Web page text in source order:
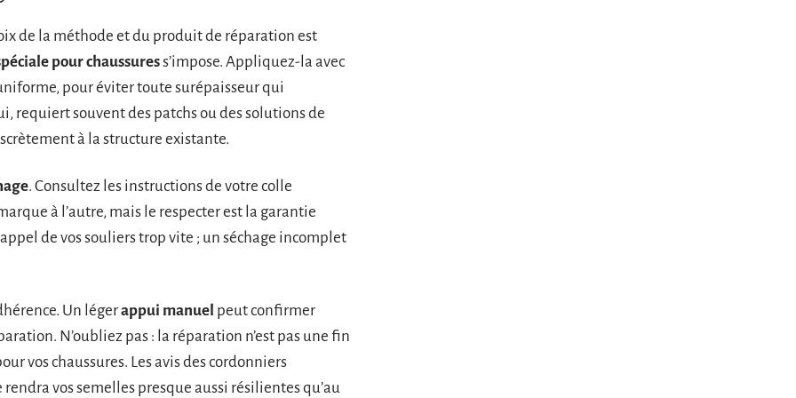
de la méthode et du produit de réparation est
pour chaussuress’impose. Appliquez-la avec
pour éviter toute surépaisseur qui
requiert souvent des patchs ou des solutions de
à la structure existante.
. Consultez les instructions de votre colle
à l’autre, mais le respecter est la garantie
de vos souliers trop vite ; un séchage incomplet
Un légerappui manuel peut confirmer
N’oubliez pas : la réparation n’est pas une fin
vos chaussures. Les avis des cordonniers
vos semelles presque aussi résilientes qu’au